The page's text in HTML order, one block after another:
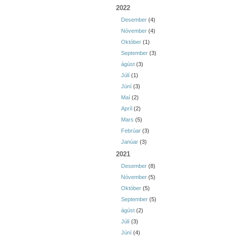
2022
Desember (4)
Nóvember (4)
Október (1)
September (3)
ágúst (3)
Júlí (1)
Júní (3)
Maí (2)
Apríl (2)
Mars (5)
Febrúar (3)
Janúar (3)
2021
Desember (8)
Nóvember (5)
Október (5)
September (5)
ágúst (2)
Júlí (3)
Júní (4)